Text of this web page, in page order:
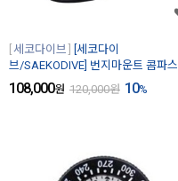
세코다이브
[세코다이
브/SAEKODIVE] 번지마운트 콤파스
108,000원 120,000원 10%